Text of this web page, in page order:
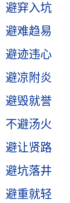
避穽入坑
避难趋易
避迹违心
避凉附炎
避毁就誉
不避汤火
避让贤路
避坑落井
避重就轻